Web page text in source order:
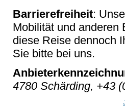
Barrierefreiheit:
Mobilität und anderen
diese Reise dennoch
Sie bitte bei uns.
4780 Schärding, +43